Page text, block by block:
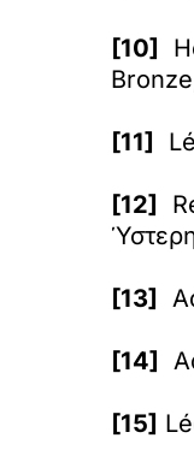
[10]
[11]
[12]
[13]
[14]
[15]